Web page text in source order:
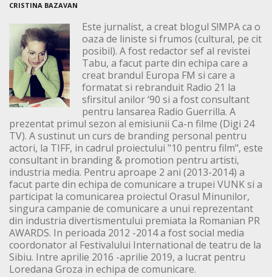
CRISTINA BAZAVAN
Este jurnalist, a creat blogul S!MPA ca o
oaza de liniste si frumos (cultural, pe cit
posibil). A fost redactor sef al revistei
Tabu, a facut parte din echipa care a
creat brandul Europa FM si care a
formatat si rebranduit Radio 21 la
sfirsitul anilor ‘90 si a fost consultant
pentru lansarea Radio Guerrilla. A
prezentat primul sezon al emisiunii Ca-n filme (Digi 24
TV). A sustinut un curs de branding personal pentru
actori, la TIFF, in cadrul proiectului "10 pentru film", este
consultant in branding & promotion pentru artisti,
industria media. Pentru aproape 2 ani (2013-2014) a
facut parte din echipa de comunicare a trupei VUNK si a
participat la comunicarea proiectul Orasul Minunilor,
singura campanie de comunicare a unui reprezentant
din industria divertismentului premiata la Romanian PR
AWARDS. In perioada 2012 -2014 a fost social media
coordonator al Festivalului International de teatru de la
Sibiu. Intre aprilie 2016 -aprilie 2019, a lucrat pentru
Loredana Groza in echipa de comunicare.